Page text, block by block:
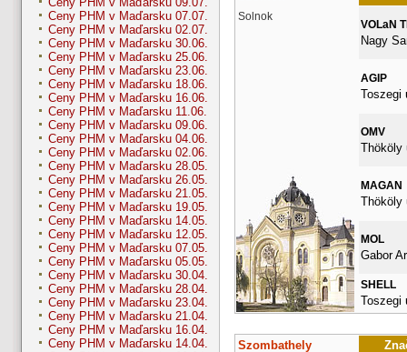
Ceny PHM v Maďarsku 07.07.
Ceny PHM v Maďarsku 02.07.
Ceny PHM v Maďarsku 30.06.
Ceny PHM v Maďarsku 25.06.
Ceny PHM v Maďarsku 23.06.
Ceny PHM v Maďarsku 18.06.
Ceny PHM v Maďarsku 16.06.
Ceny PHM v Maďarsku 11.06.
Ceny PHM v Maďarsku 09.06.
Ceny PHM v Maďarsku 04.06.
Ceny PHM v Maďarsku 02.06.
Ceny PHM v Maďarsku 28.05.
Ceny PHM v Maďarsku 26.05.
Ceny PHM v Maďarsku 21.05.
Ceny PHM v Maďarsku 19.05.
Ceny PHM v Maďarsku 14.05.
Ceny PHM v Maďarsku 12.05.
Ceny PHM v Maďarsku 07.05.
Ceny PHM v Maďarsku 05.05.
Ceny PHM v Maďarsku 30.04.
Ceny PHM v Maďarsku 28.04.
Ceny PHM v Maďarsku 23.04.
Ceny PHM v Maďarsku 21.04.
Ceny PHM v Maďarsku 16.04.
Ceny PHM v Maďarsku 14.04.
Solnok
VOLaN
Nagy
AGIP
Toszegi
OMV
Thököly
MAGAN
Thököly
MOL
Gabor
SHELL
Toszegi
Szombathely